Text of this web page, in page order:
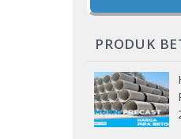
PRODUK